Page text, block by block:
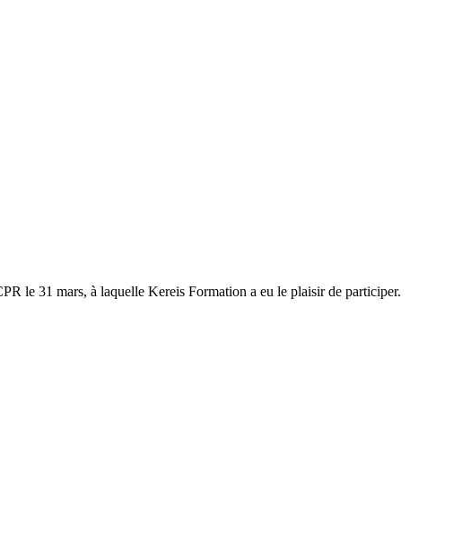
le 31 mars, à laquelle Kereis Formation a eu le plaisir de participer.